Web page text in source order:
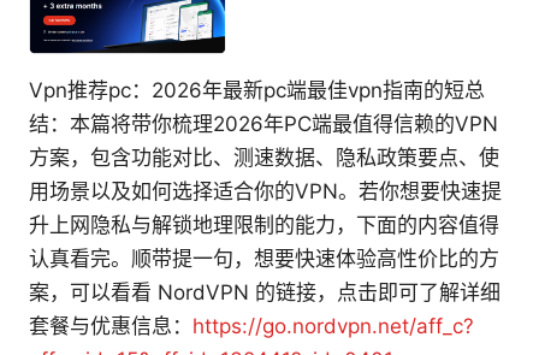
Vpn推荐pc：2026年最新pc端最佳vpn指南的短总
结：本篇将带你梳理2026年PC端最值得信赖的VPN
方案，包含功能对比、测速数据、隐私政策要点、使
用场景以及如何选择适合你的VPN。若你想要快速提
升上网隐私与解锁地理限制的能力，下面的内容值得
认真看完。顺带提一句，想要快速体验高性价比的方
案，可以看看 NordVPN 的链接，点击即可了解详细
套餐与优惠信息： https://go.nordvpn.net/aff_c?